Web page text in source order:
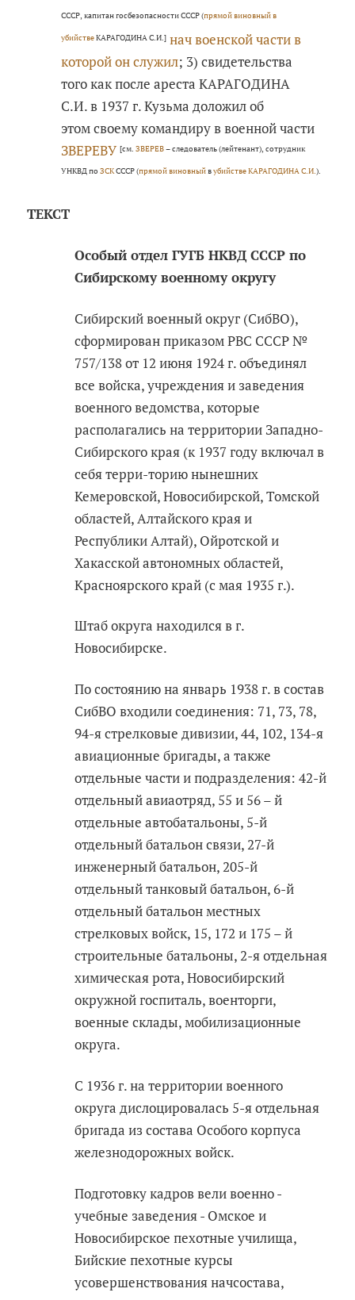
СССР, капитан госбезопасности СССР (прямой виновный в
убийствеКАРАГОДИНА С.И.] нач военской части в
которой он служил; 3) свидетельства
того как после ареста КАРАГОДИНА
С.И. в 1937 г. Кузьма доложил об
этом своему командиру в военной части
ЗВЕРЕВУ [см. ЗВЕРЕВ– следователь (лейтенант), сотрудник
УНКВД по ЗСКСССР (прямой виновныйвубийстве КАРАГОДИНА С.И.).
ТЕКСТ
Особый отдел ГУГБ НКВД СССР по
Сибирскому военному округу
Сибирский военный округ (СибВО),
сформирован приказом РВС СССР №
757/138 от 12 июня 1924 г. объединял
все войска, учреждения и заведения
военного ведомства, которые
располагались на территории Западно-
Сибирского края (к 1937 году включал в
себя терри-торию нынешних
Кемеровской, Новосибирской, Томской
областей, Алтайского края и
Республики Алтай), Ойротской и
Хакасской автономных областей,
Красноярского край (с мая 1935 г.).
Штаб округа находился в г.
Новосибирске.
По состоянию на январь 1938 г. в состав
СибВО входили соединения: 71, 73, 78,
94-я стрелковые дивизии, 44, 102, 134-я
авиационные бригады, а также
отдельные части и подразделения: 42-й
отдельный авиаотряд, 55 и 56 – й
отдельные автобатальоны, 5-й
отдельный батальон связи, 27-й
инженерный батальон, 205-й
отдельный танковый батальон, 6-й
отдельный батальон местных
стрелковых войск, 15, 172 и 175 – й
строительные батальоны, 2-я отдельная
химическая рота, Новосибирский
окружной госпиталь, военторги,
военные склады, мобилизационные
округа.
С 1936 г. на территории военного
округа дислоцировалась 5-я отдельная
бригада из состава Особого корпуса
железнодорожных войск.
Подготовку кадров вели военно -
учебные заведения - Омское и
Новосибирское пехотные училища,
Бийские пехотные курсы
усовершенствования начсостава,